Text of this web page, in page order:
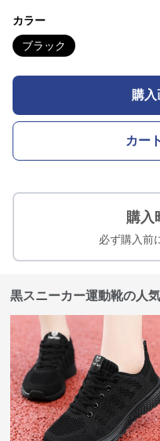
カラー
ブラック
購入
カー
購入
必ず購入前
黒スニーカー運動靴の人